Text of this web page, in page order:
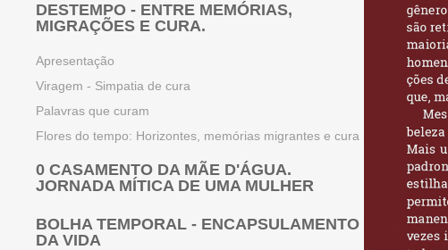
DESTEMPO - ENTRE MEMÓRIAS,
MIGRAÇÕES E CURA.
Apresentação
Viragem - Simpatia de cura
Palavras que curam
Flores do tempo: Horizontes, memórias migrantes e cura
0 CASAMENTO DA MÃE D'ÁGUA.
JORNADA MÍTICA DE UMA MULHER
BOLHA TEMPORAL - ENCAPSULAMENTO
DA VIDA